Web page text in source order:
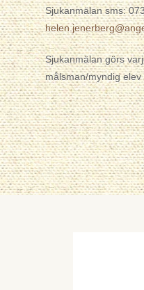
Sjukanmälan sms:
Sjukanmälan görs
målsman/myndig